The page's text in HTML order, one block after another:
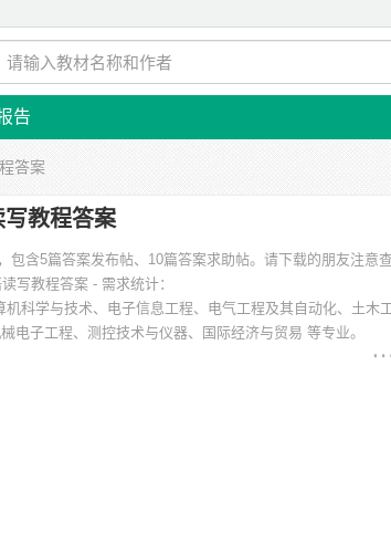
告
答案
教程答案
包含5篇答案发布帖、10篇答案求助帖。请下载的朋友注意
写教程答案 - 需求统计：
机科学与技术、电子信息工程、电气工程及其自动化、土木工
电子工程、测控技术与仪器、国际经济与贸易 等专业。
庆大学城市科技学院、温州医学院、上海电机学院、北京联